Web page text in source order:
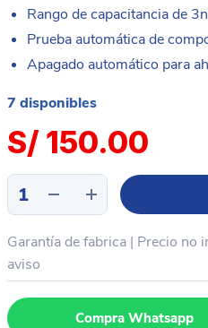
Rango de capacitancia de
Prueba automática de
Apagado automático para
7 disponibles
S/150.00
Multimetro
digital
inteligente
MASTECH
MS8910
cantidad
Garantía de fabrica | Precio no
aviso
Compra Whatsapp